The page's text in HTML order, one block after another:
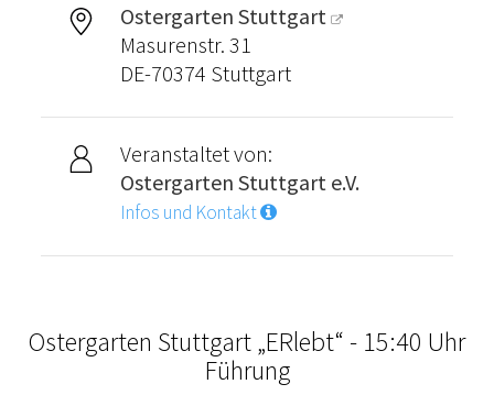
Ostergarten Stuttgart
Masurenstr. 31
DE-70374 Stuttgart
Veranstaltet von:
Ostergarten Stuttgart e.V.
Infos und Kontakt
Ostergarten Stuttgart „ERlebt“ - 15:40 Uhr
Führung